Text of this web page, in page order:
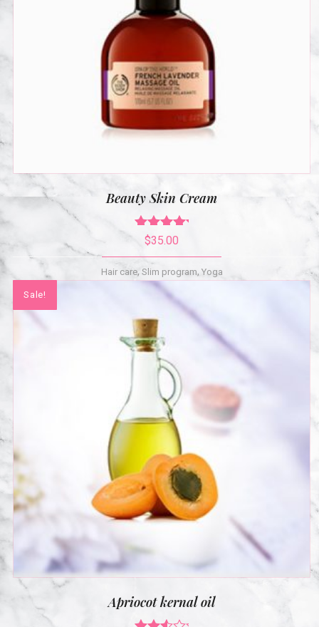
Beauty Skin Cream
Rated 5.00
out of 5
$35.00
Hair care, Slim program, Yoga
Sale!
Apriocot kernal oil